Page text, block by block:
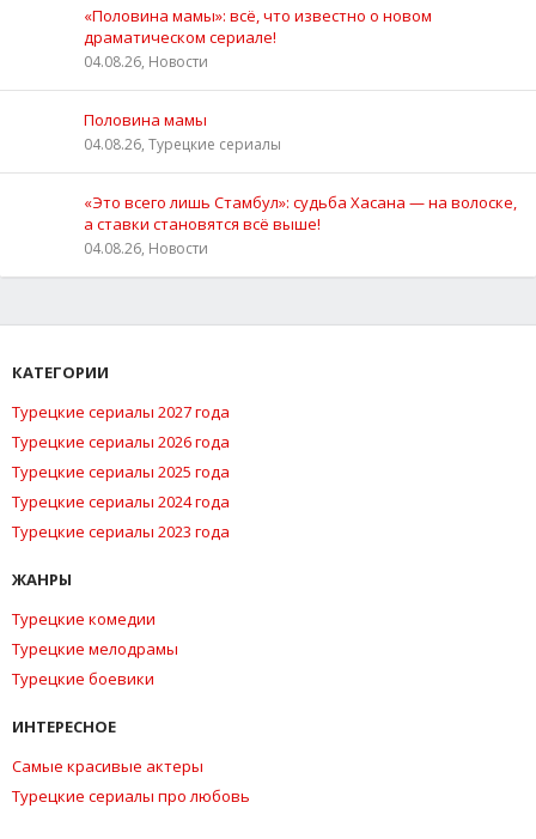
«Половина мамы»: всё, что известно о новом
драматическом сериале!
04.08.26, Новости
Половина мамы
04.08.26, Турецкие сериалы
«Это всего лишь Стамбул»: судьба Хасана — на волоске,
а ставки становятся всё выше!
04.08.26, Новости
КАТЕГОРИИ
Турецкие сериалы 2027 года
Турецкие сериалы 2026 года
Турецкие сериалы 2025 года
Турецкие сериалы 2024 года
Турецкие сериалы 2023 года
ЖАНРЫ
Турецкие комедии
Турецкие мелодрамы
Турецкие боевики
ИНТЕРЕСНОЕ
Самые красивые актеры
Турецкие сериалы про любовь